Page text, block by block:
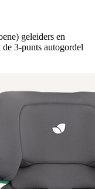
geleiders en
3-punts autogordel